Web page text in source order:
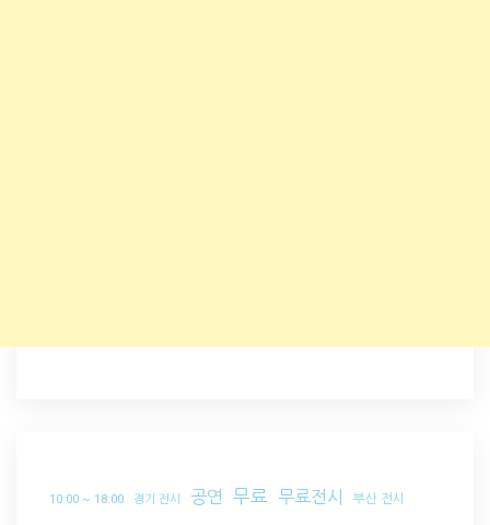
10:00 ~ 18:00 경기 전시 공연 무료 무료전시 부산 전시